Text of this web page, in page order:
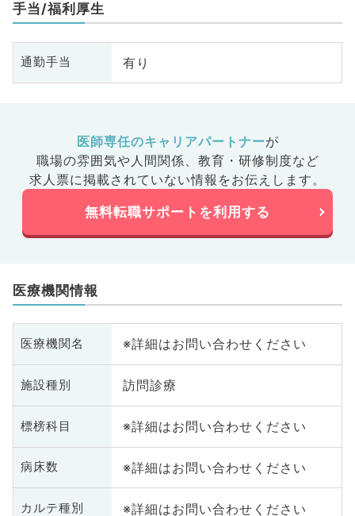
手当/福利厚生
通勤手当 有り
医師専任のキャリアパートナーが
職場の雰囲気や人間関係、 教育・研修制度など
求人票に掲載されていない情報をお伝えします。
無料転職サポートを利用する
医療機関情報
医療機関名 ※詳細はお問い合わせください
施設種別 訪問診療
標榜科目 ※詳細はお問い合わせください
病床数 ※詳細はお問い合わせください
カルテ種別 ※詳細はお問い合わせください